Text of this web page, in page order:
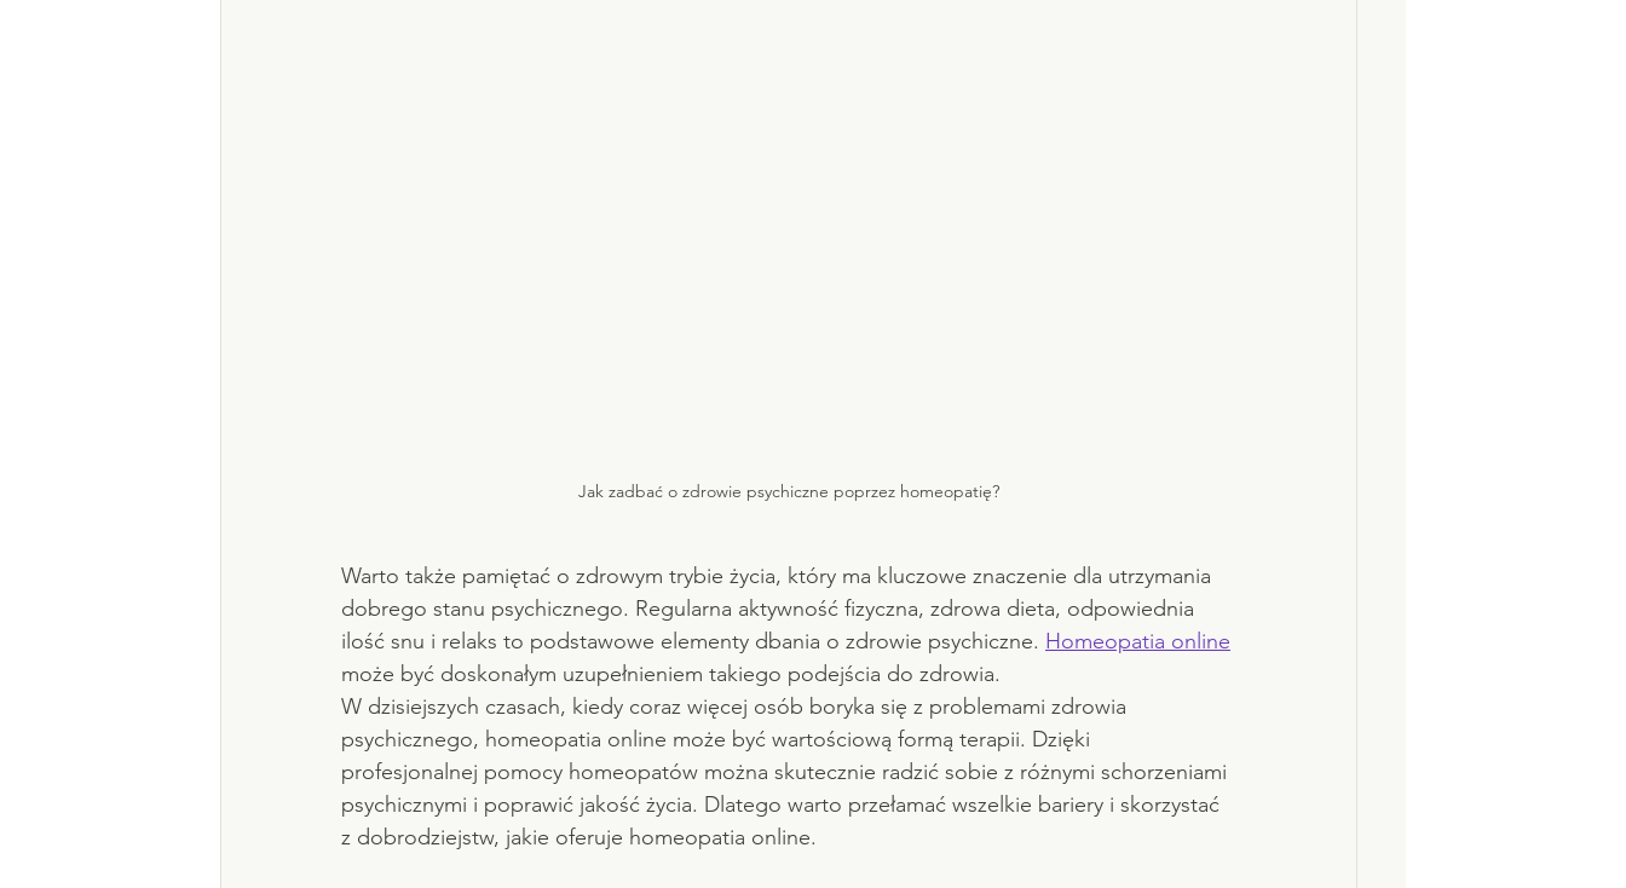
Jak zadbać o zdrowie psychiczne poprzez homeopatię?
Warto także pamiętać o zdrowym trybie życia, który ma kluczowe znaczenie dla utrzymania
dobrego stanu psychicznego. Regularna aktywność fizyczna, zdrowa dieta, odpowiednia
ilość snu i relaks to podstawowe elementy dbania o zdrowie psychiczne. Homeopatia online
może być doskonałym uzupełnieniem takiego podejścia do zdrowia.
W dzisiejszych czasach, kiedy coraz więcej osób boryka się z problemami zdrowia
psychicznego, homeopatia online może być wartościową formą terapii. Dzięki
profesjonalnej pomocy homeopatów można skutecznie radzić sobie z różnymi schorzeniami
psychicznymi i poprawić jakość życia. Dlatego warto przełamać wszelkie bariery i skorzystać
z dobrodziejstw, jakie oferuje homeopatia online.